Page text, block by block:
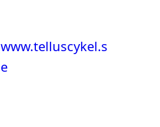
www.telluscykel.s
e